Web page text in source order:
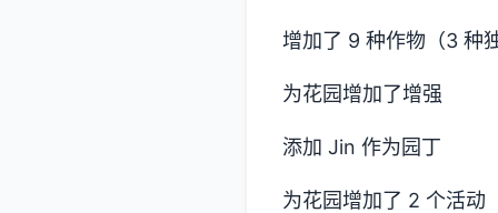
增加了 9 种作物（3 种
为花园增加了增强
添加 Jin 作为园丁
为花园增加了 2 个活动